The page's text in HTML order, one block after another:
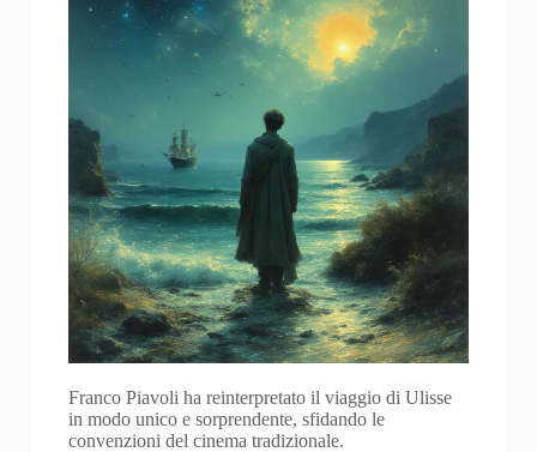
Franco Piavoli ha reinterpretato il viaggio di Ulisse
in modo unico e sorprendente, sfidando le
convenzioni del cinema tradizionale.